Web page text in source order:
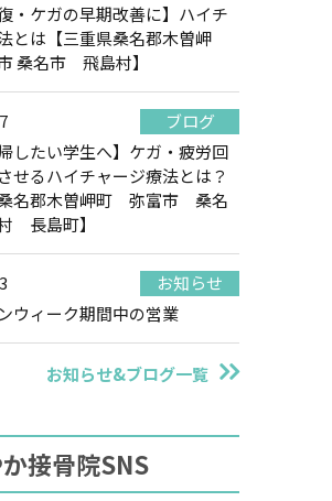
・ケガの早期改善に】ハイチ
とは【三重県桑名郡木曽岬
桑名市 飛島村】
ブログ
帰したい学生へ】ケガ・疲労回
せるハイチャージ療法とは？
桑名郡木曽岬町 弥富市 桑名
長島町】
お知らせ
ウィーク期間中の営業
お知らせ&ブログ一覧
接骨院SNS